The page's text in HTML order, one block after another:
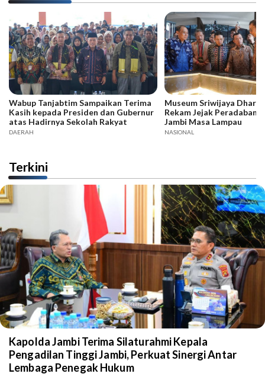
Wabup Tanjabtim Sampaikan Terima
Kasih kepada Presiden dan Gubernur
atas Hadirnya Sekolah Rakyat
DAERAH
Museum Sriwijaya
Rekam Jejak Peradaban
Jambi Masa Lampau
NASIONAL
Terkini
Kapolda Jambi Terima Silaturahmi Kepala
Pengadilan Tinggi Jambi, Perkuat Sinergi Antar
Lembaga Penegak Hukum